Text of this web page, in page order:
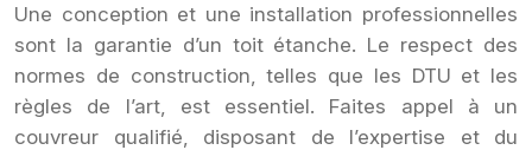
Une conception et une installation professionnelles
sont la garantie d’un toit étanche. Le respect des
normes de construction, telles que les DTU et les
règles de l’art, est essentiel. Faites appel à un
couvreur qualifié, disposant de l’expertise et du